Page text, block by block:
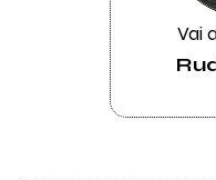
Vai